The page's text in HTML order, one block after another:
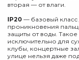
вторая — от влаги.
IP20 — базовый
проникновения
защиты от воды.
исключительно для
клубы, концертные
улице нельзя даже